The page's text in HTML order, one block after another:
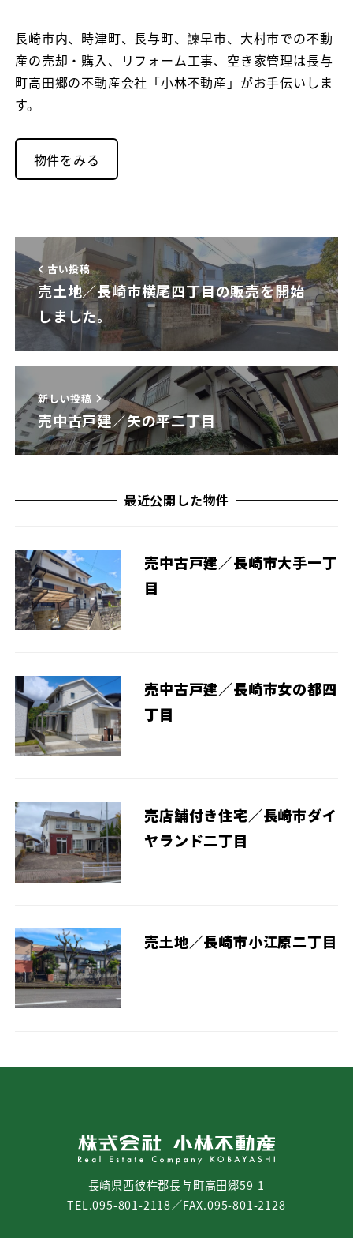
長崎市内、時津町、長与町、諫早市、大村市での不動
産の売却・購入、リフォーム工事、空き家管理は長与
町高田郷の不動産会社「小林不動産」がお手伝いしま
す。
物件をみる
古い投稿
売土地／長崎市横尾四丁目の販売を開始
しました。
新しい投稿
売中古戸建／矢の平二丁目
最近公開した物件
売中古戸建／長崎市大手一丁
目
売中古戸建／長崎市女の都四
丁目
売店舗付き住宅／長崎市ダイ
ヤランド二丁目
売土地／長崎市小江原二丁目
長崎県西彼杵郡長与町高田郷59-1
TEL.095-801-2118／FAX.095-801-2128